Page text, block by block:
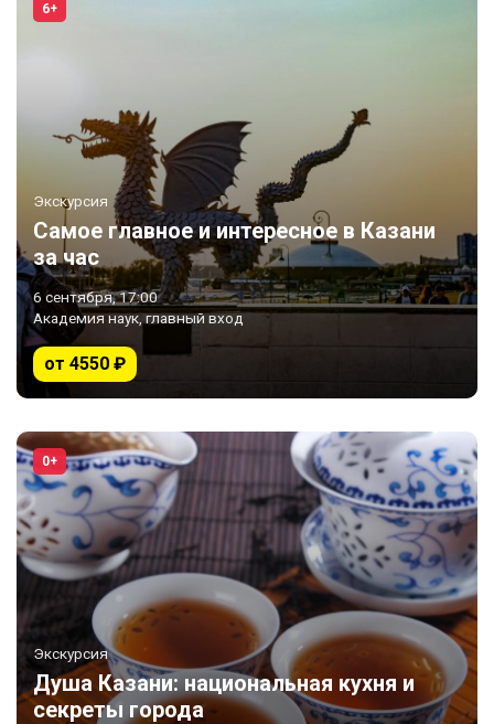
6+
Экскурсия
Самое главное и интересное в Казани
за час
6 сентября, 17:00
Академия наук, главный вход
от 4550 ₽
0+
Экскурсия
Душа Казани: национальная кухня и
секреты города